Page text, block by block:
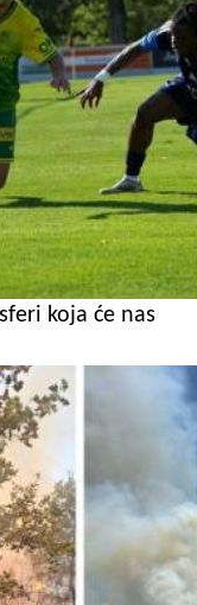
koja će nas